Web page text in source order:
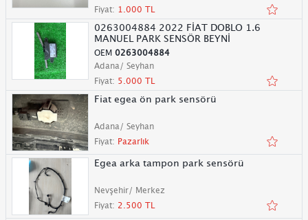
Fiyat: 1.000 TL
0263004884 2022 FİAT DOBLO 1.6
MANUEL PARK SENSÖR BEYNİ
OEM 0263004884
Adana/ Seyhan
Fiyat: 5.000 TL
Fiat egea ön park sensörü
Adana/ Seyhan
Fiyat: Pazarlık
Egea arka tampon park sensörü
Nevşehir/ Merkez
Fiyat: 2.500 TL